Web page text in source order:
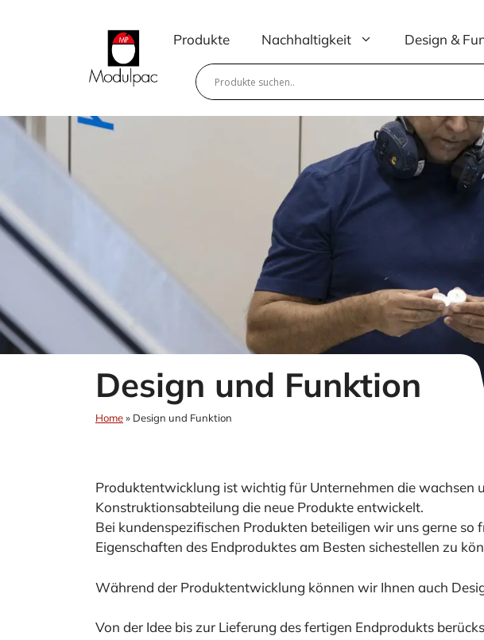
Produkte Nachhaltigkeit Design &
Design und Funktion
Home» Design und Funktion
Produktentwicklung ist wichtig für Unternehmen die wachsen
Konstruktionsabteilung die neue Produkte entwickelt.
Bei kundenspezifischen Produkten beteiligen wir uns gerne
Eigenschaften des Endproduktes am Besten sichestellen zu
Während der Produktentwicklung können wir Ihnen auch
Von der Idee bis zur Lieferung des fertigen Endprodukts